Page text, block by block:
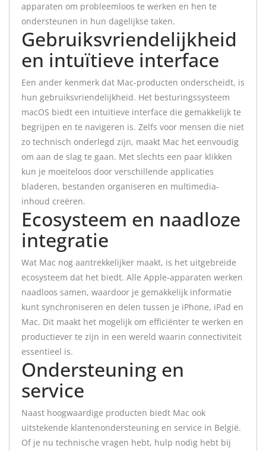
apparaten om probleemloos te werken en hen te
ondersteunen in hun dagelijkse taken.
Gebruiksvriendelijkheid
en intuïtieve interface
Een ander kenmerk dat Mac-producten onderscheidt, is
hun gebruiksvriendelijkheid. Het besturingssysteem
macOS biedt een intuïtieve interface die gemakkelijk te
begrijpen en te navigeren is. Zelfs voor mensen die niet
zo technisch onderlegd zijn, maakt Mac het eenvoudig
om aan de slag te gaan. Met slechts een paar klikken
kun je moeiteloos door verschillende applicaties
bladeren, bestanden organiseren en multimedia-
inhoud creëren.
Ecosysteem en naadloze
integratie
Wat Mac nog aantrekkelijker maakt, is het uitgebreide
ecosysteem dat het biedt. Alle Apple-apparaten werken
naadloos samen, waardoor je gemakkelijk informatie
kunt synchroniseren en delen tussen je iPhone, iPad en
Mac. Dit maakt het mogelijk om efficiënter te werken en
productiever te zijn in een wereld waarin connectiviteit
essentieel is.
Ondersteuning en
service
Naast hoogwaardige producten biedt Mac ook
uitstekende klantenondersteuning en service in België.
Of je nu technische vragen hebt, hulp nodig hebt bij